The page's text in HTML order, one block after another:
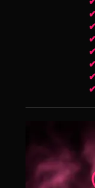
✔
✔
✔
✔
✔
✔
✔